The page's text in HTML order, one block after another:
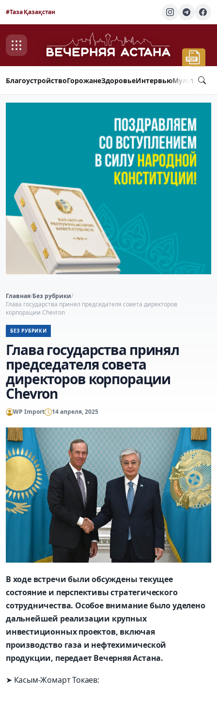
#Таза Қазақстан
БлагоустройствоГорожанеЗдоровьеИнтервью
Главная/Без рубрики/
Глава государства принял председателя совета директоров
корпорации Chevron
БЕЗ РУБРИКИ
Глава государства принял
председателя совета
директоров корпорации
Chevron
WP Import 14 апреля, 2025
В ходе встречи были обсуждены текущее
состояние и перспективы стратегического
сотрудничества. Особое внимание было уделено
дальнейшей реализации крупных
инвестиционных проектов, включая
производство газа и нефтехимической
продукции, передает Вечерняя Астана.
➤ Касым-Жомарт Токаев: